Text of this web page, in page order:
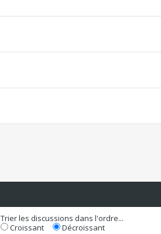
Trier les discussions dans l'ordre...
Croissant
Décroissant